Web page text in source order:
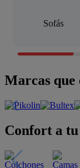
Sofás
Marcas que
Confort a